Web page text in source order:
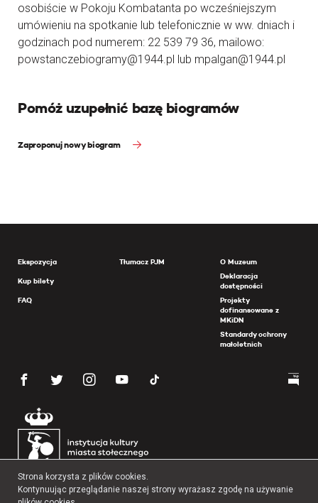
osobiście w Pokoju Kombatanta po wcześniejszym
umówieniu na spotkanie lub telefonicznie w ww. dniach i
godzinach pod numerem: 22 539 79 36, mailowo:
powstanczebiogramy@1944.pl lub mpalgan@1944.pl
Pomóż uzupełnić bazę biogramów
Zaproponuj nowy biogram
Młynarskiej. Źr.
https://wawamlynarska.grobonet.com/grobonet/start.php?
Ekspozycja
Kup bilety
FAQ
Tłumacz PJM
O Muzeum
Deklaracja
dostępności
Projekty
dofinansowane z
MKiDN
Standardy ochrony
małoletnich
Strona korzysta z plików cookies.
Kontynuując przeglądanie naszej strony wyrażasz zgodę na używanie